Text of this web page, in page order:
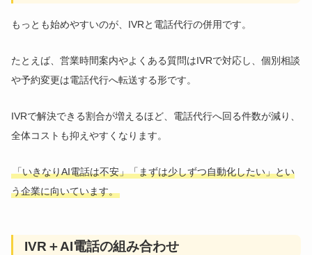
もっとも始めやすいのが、IVRと電話代行の併用です。
たとえば、営業時間案内やよくある質問はIVRで対応し、個別相談
や予約変更は電話代行へ転送する形です。
IVRで解決できる割合が増えるほど、電話代行へ回る件数が減り、
全体コストも抑えやすくなります。
「いきなりAI電話は不安」「まずは少しずつ自動化したい」とい
う企業に向いています。
IVR＋AI電話の組み合わせ